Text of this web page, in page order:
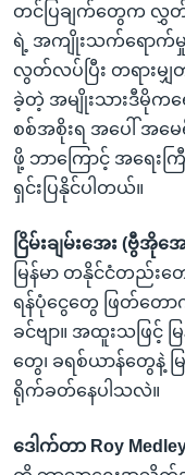
တင်ပြချက်တွေက လွှ
ရဲ့ အကျိုးသက်ရောက်
လွတ်လပ်ပြီး တရားမ
ခဲ့တဲ့ အမျိုးသားဒီမိုက
စစ်အစိုးရ အပေါ် အမ
ဖို့ ဘာကြောင့် အရေ
ရှင်းပြနိုင်ပါတယ်။
ငြိမ်းချမ်းအေး (ဗွီအိုအေ
မြန်မာ တနိုင်ငံတည်း
ရန်ပုံငွေတွေ ဖြတ်တ
ခင်ဗျာ။ အထူးသဖြ
တွေ၊ ခရစ်ယာန်တွေနဲ့
ရိုက်ခတ်နေပါသလဲ။
ဒေါက်တာ Roy Medley